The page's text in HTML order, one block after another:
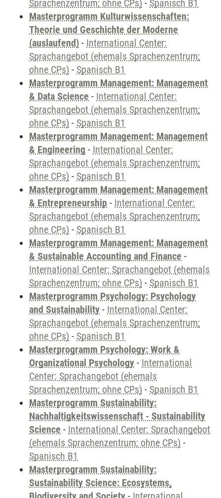
Sprachenzentrum; ohne CPs) - Spanisch B1
Masterprogramm Kulturwissenschaften:
Theorie und Geschichte der Moderne
(auslaufend) - International Center:
Sprachangebot (ehemals Sprachenzentrum;
ohne CPs) - Spanisch B1
Masterprogramm Management: Management
& Data Science - International Center:
Sprachangebot (ehemals Sprachenzentrum;
ohne CPs) - Spanisch B1
Masterprogramm Management: Management
& Engineering - International Center:
Sprachangebot (ehemals Sprachenzentrum;
ohne CPs) - Spanisch B1
Masterprogramm Management: Management
& Entrepreneurship - International Center:
Sprachangebot (ehemals Sprachenzentrum;
ohne CPs) - Spanisch B1
Masterprogramm Management: Management
& Sustainable Accounting and Finance -
International Center: Sprachangebot (ehemals
Sprachenzentrum; ohne CPs) - Spanisch B1
Masterprogramm Psychology: Psychology
and Sustainability - International Center:
Sprachangebot (ehemals Sprachenzentrum;
ohne CPs) - Spanisch B1
Masterprogramm Psychology: Work &
Organizational Psychology - International
Center: Sprachangebot (ehemals
Sprachenzentrum; ohne CPs) - Spanisch B1
Masterprogramm Sustainability:
Nachhaltigkeitswissenschaft - Sustainability
Science - International Center: Sprachangebot
(ehemals Sprachenzentrum; ohne CPs) -
Spanisch B1
Masterprogramm Sustainability:
Sustainability Science: Ecosystems,